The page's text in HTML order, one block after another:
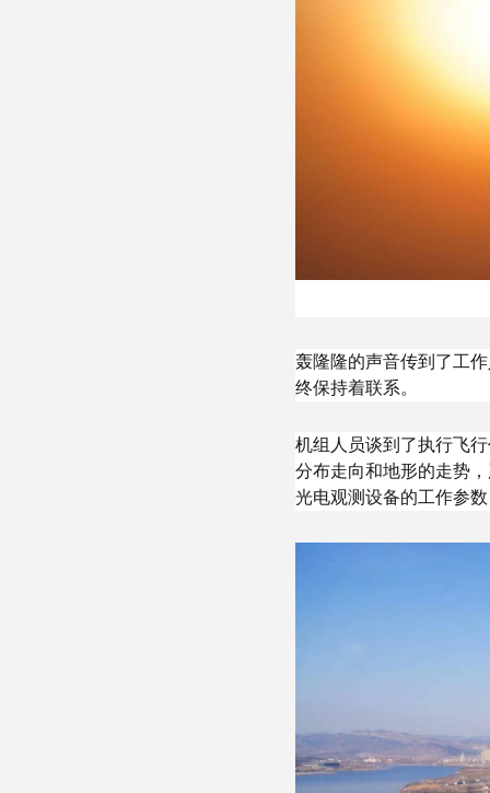
轰隆隆的声音传到了工
终保持着联系。
机组人员谈到了执行飞
分布走向和地形的走势
光电观测设备的工作参